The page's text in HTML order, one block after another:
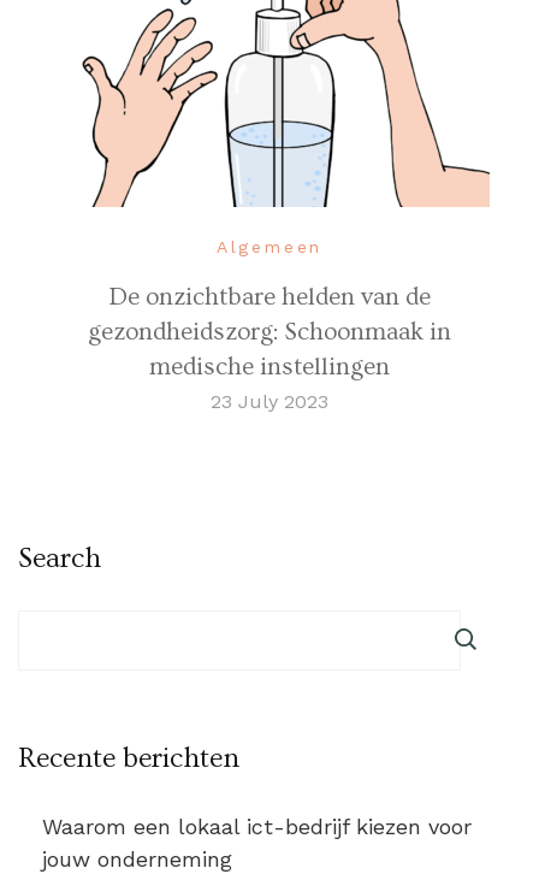
Algemeen
De onzichtbare helden van de
gezondheidszorg: Schoonmaak in
medische instellingen
23 July 2023
Search
Recente berichten
Waarom een lokaal ict-bedrijf kiezen voor
jouw onderneming